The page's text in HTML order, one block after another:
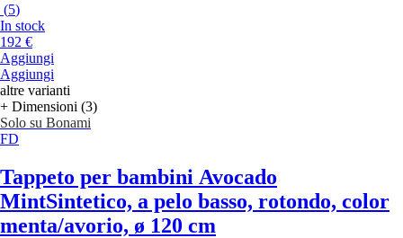
(5)
In stock
192 €
Aggiungi
Aggiungi
altre varianti
+ Dimensioni (3)
Solo su Bonami
FD
Tappeto per bambini Avocado
MintSintetico, a pelo basso, rotondo, color
menta/avorio, ø 120 cm